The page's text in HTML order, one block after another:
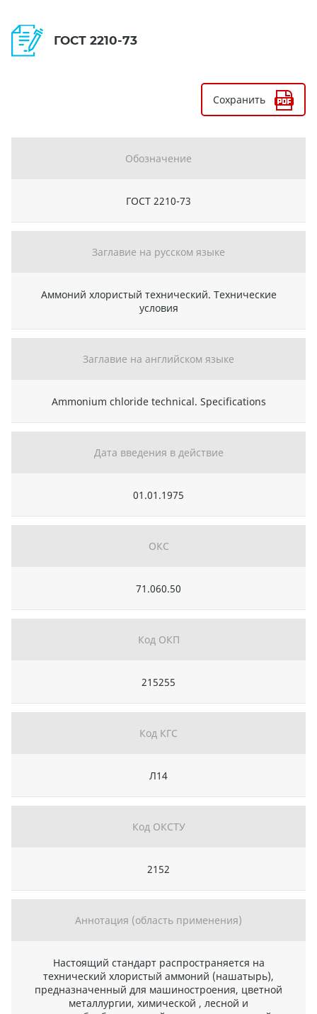
ГОСТ 2210-73
Сохранить
Обозначение
ГОСТ 2210-73
Заглавие на русском языке
Аммоний хлористый технический. Технические
условия
Заглавие на английском языке
Ammonium chloride technical. Specifications
Дата введения в действие
01.01.1975
ОКС
71.060.50
Код ОКП
215255
Код КГС
Л14
Код ОКСТУ
2152
Аннотация (область применения)
Настоящий стандарт распространяется на
технический хлористый аммоний (нашатырь),
предназначенный для машиностроения, цветной
металлургии, химической , лесной и